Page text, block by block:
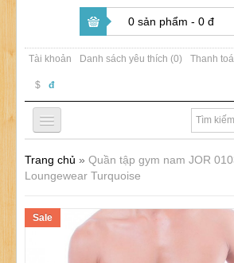
0 sản phẩm - 0 đ
Tài khoản Danh sách yêu thích (0) Thanh
$ đ
QUẦN LÓT NAM
ÁO LÓT NAM
Trang chủ » Quần tập gym nam JOR
Loungewear Turquoise
Sale